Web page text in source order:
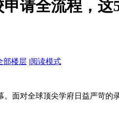
请全流程，
部楼层 |阅读模式
。面对全球顶尖学府日益严苛